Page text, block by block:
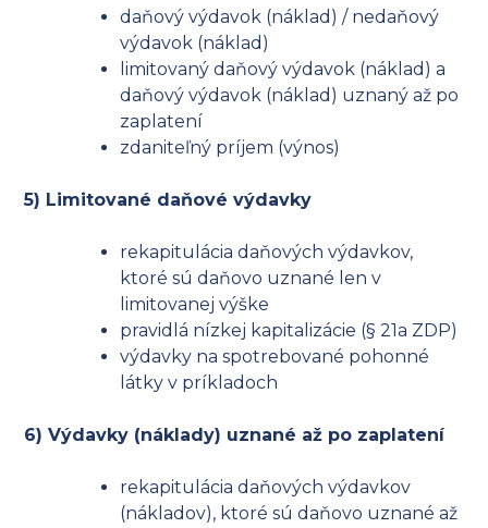
daňový výdavok (náklad) / nedaňový
výdavok (náklad)
limitovaný daňový výdavok (náklad) a
daňový výdavok (náklad) uznaný až po
zaplatení
zdaniteľný príjem (výnos)
5) Limitované daňové výdavky
rekapitulácia daňových výdavkov,
ktoré sú daňovo uznané len v
limitovanej výške
pravidlá nízkej kapitalizácie (§ 21a ZDP)
výdavky na spotrebované pohonné
látky v príkladoch
6) Výdavky (náklady) uznané až po zaplatení
rekapitulácia daňových výdavkov
(nákladov), ktoré sú daňovo uznané až